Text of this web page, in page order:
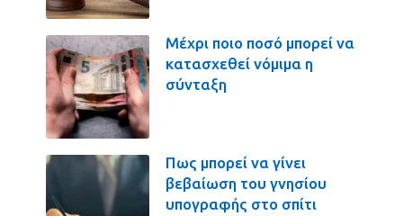
Μέχρι ποιο ποσό μπορεί να
κατασχεθεί νόμιμα η
σύνταξη
Πως μπορεί να γίνει
βεβαίωση του γνησίου
υπογραφής στο σπίτι